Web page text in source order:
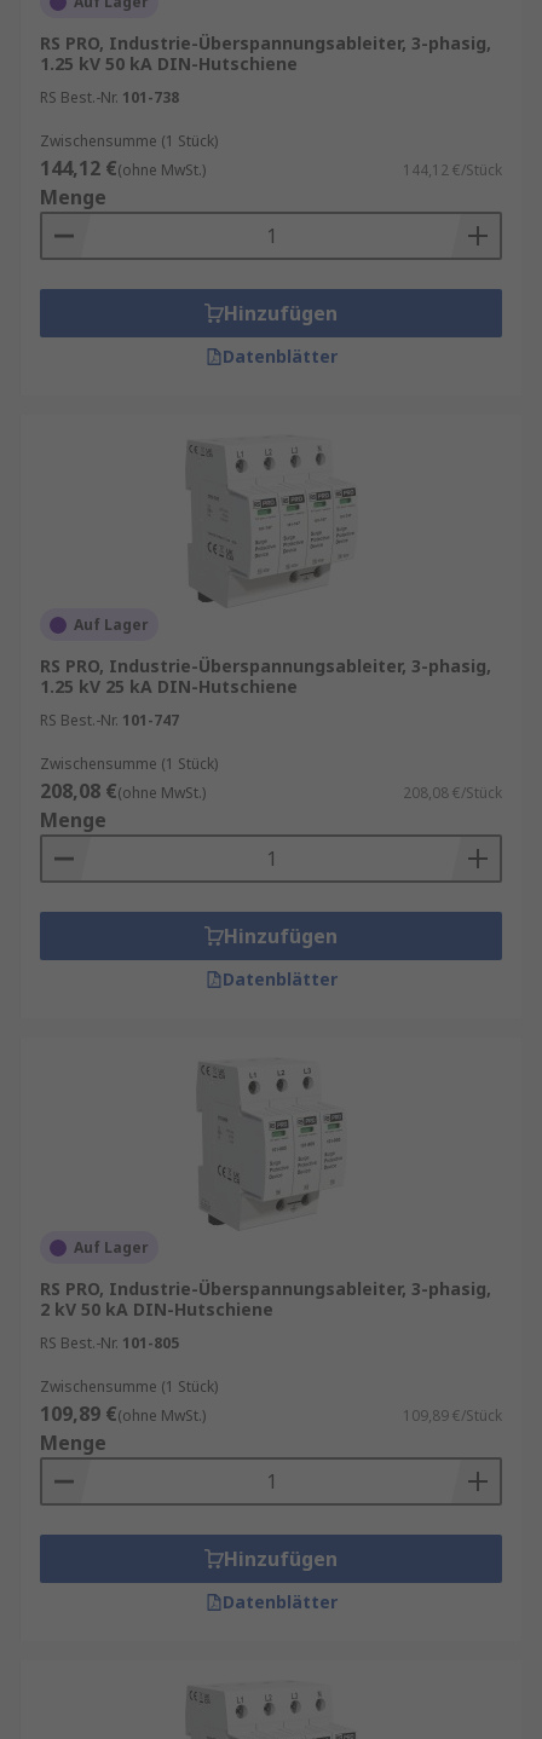
Unser Sortiment enthält Qualitätsprodukte von
Marken wiePhoenix Contact,
sowieRS PRO, unserer hauseigenen
professionellen Marke.
Informationen zur spätesten Bestelluhrzeit für
eine garantierte Lieferung am nächsten Werktag
sowie zum Mindestbestellwert für eine
kostenfreie Lieferung finden Sie auf der
jeweiligen Produktseite.
RS ist Ihr Ansprechpartner für
Arten von Überspannungsschutzgeräten
Für unterschiedliche Anforderungen und
Installationsorte stehen spezialisierte
Gerätetypen zur Verfügung:
Sekundäre
Schützen am Netzeingang vor externen
Einflüssen wie Blitzereignissen oder
Spannungsschwankungen.
Abzweigüberspannungsableiter
interne Stromkreise gegen motorbedingte
oder betriebsinterne Überspannungen ab.
Überspannungsschutzmodule
direkt am Einsatzort zum Schutz von
Endgeräten zum Einsatz.
Mehrfachsteckdosen mit
Überspannungsschutz: Geeignet für
Diese Überspannungsschutzgeräte sind häufig
modular aufgebaut und lassen sich in
bestehende Infrastrukturen integrieren.
Technische Details und Auswahlkriterien finden
Sie in den Datenblättern auf den jeweiligen
Produktseiten.
Überspannungsschutz im Einsatz
Professioneller Überspannungsschutz kommt in
zahlreichen Bereichen zum Einsatz, darunter:
Stromverteilertafeln in Industrieanlagen
Prozessautomatisierung und
Steuerungssysteme
Energieverteilungsnetze und
Umspannwerke
Rechenzentren und empfindliche
Durch die gezielte Verwendung von
Überspannungsableitern und Schutzmodulen
RS PRO, Industrie-Überspannungsableiter, 3-phasig,
1.25 kV 50 kA DIN-Hutschiene
RS Best.-Nr. 101-738
Zwischensumme (1 Stück)
144,12 €(ohne MwSt.) 144,12 €/Stück
Menge
Hinzufügen
Datenblätter
Auf Lager
RS PRO, Industrie-Überspannungsableiter, 3-phasig,
1.25 kV 25 kA DIN-Hutschiene
RS Best.-Nr. 101-747
Zwischensumme (1 Stück)
208,08 €(ohne MwSt.) 208,08 €/Stück
Menge
Hinzufügen
Datenblätter
Auf Lager
RS PRO, Industrie-Überspannungsableiter, 3-phasig,
2 kV 50 kA DIN-Hutschiene
RS Best.-Nr. 101-805
Zwischensumme (1 Stück)
109,89 €(ohne MwSt.) 109,89 €/Stück
Menge
Hinzufügen
Datenblätter